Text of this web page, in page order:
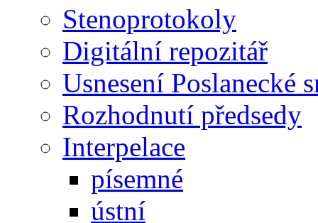
Stenoprotokoly
Digitální repozitář
Usnesení Poslanecké
Rozhodnutí předsedy
Interpelace
písemné
ústní